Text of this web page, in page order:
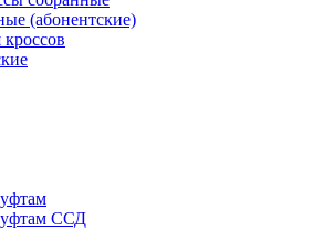
(абонентские)
ССД